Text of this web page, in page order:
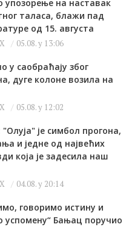
упозорење на наставак
таласа, блажи пад
од 15. августа
05.08. у 13:06
у саобраћају због
дуге колоне возила на
05.08. у 12:02
је симбол прогона,
и једне од највећих
која је задесила наш
04.08. у 20:14
говоримо истину и
успомену“ Бањац поручио